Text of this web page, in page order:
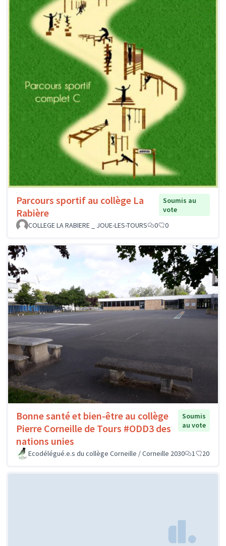
Parcours sportif au collège La
Rabière
Soumis au
vote
COLLEGE LA RABIERE _ JOUE-LES-TOURS
0 0
Bonne santé et bien-être au collège
Pierre Corneille de Tours #ODD3 des
nations unies
Soumis
au vote
Ecodélégué.e.s du collège Corneille / Corneille 2030 1 20